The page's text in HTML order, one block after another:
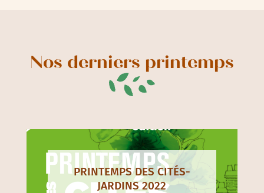
Nos derniers printemps
PRINTEMPS DES CITÉS-
JARDINS 2022